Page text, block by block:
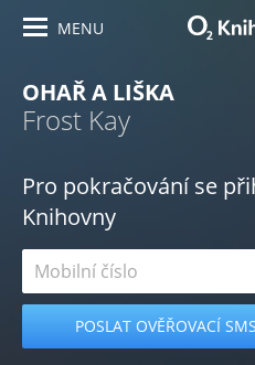
MENU
OHAŘ A LIŠKA
Frost Kay
Pro pokračování se
Knihovny